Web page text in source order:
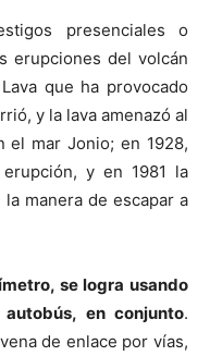
presenciales o
erupciones del volcán
que ha provocado
y la lava amenazó al
el mar Jonio; en 1928,
y en 1981 la
manera de escapar a
se logra usando
en conjunto.
de enlace por vías,